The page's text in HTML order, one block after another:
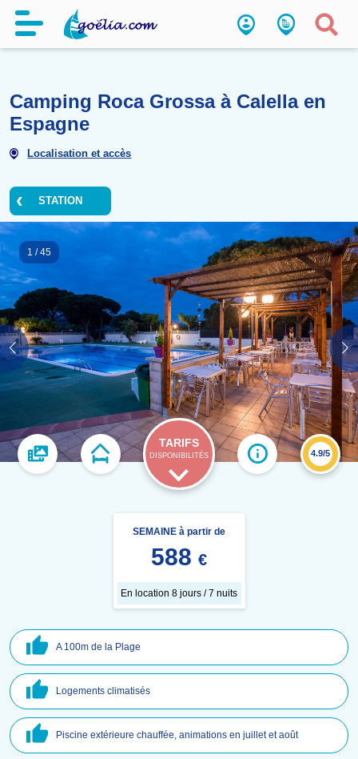
Camping Roca Grossa à
Espagne
Localisation et accès
STATION
1 /45
TARIFS
DISPONIBILITÉS 4.9/5
SEMAINE à partir de
588 €
En location 8 jours / 7 nuits
A 100m de la Plage
Logements climatisés
Piscine extérieure chauffée, animations en juillet et août